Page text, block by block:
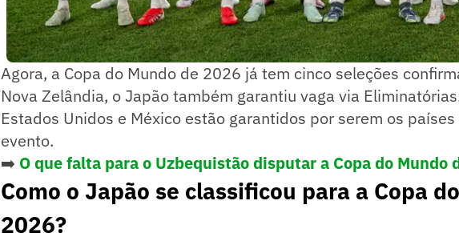
Agora, a Copa do Mundo de 2026 já tem cinco seleções
Nova Zelândia, o Japão também garantiu vaga via
Estados Unidos e México estão garantidos por serem os
evento.
➡️ O que falta para o Uzbequistão disputar a Copa do Mundo
Como o Japão se classificou para a Copa
2026?